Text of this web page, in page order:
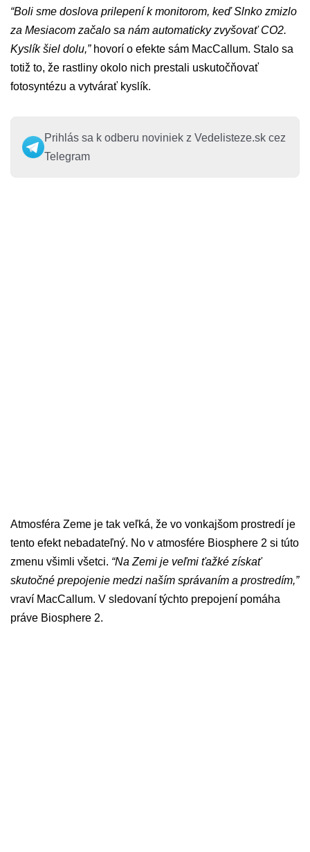
“Boli sme doslova prilepení k monitorom, keď Slnko zmizlo
za Mesiacom začalo sa nám automaticky zvyšovať CO2.
Kyslík šiel dolu,”hovorí o efekte sám MacCallum. Stalo sa
totiž to, že rastliny okolo nich prestali uskutočňovať
fotosyntézu a vytvárať kyslík.
Prihlás sa k odberu noviniek z Vedelisteze.sk cez
Telegram
Atmosféra Zeme je tak veľká, že vo vonkajšom prostredí je
tento efekt nebadateľný. No v atmosfére Biosphere 2 si túto
zmenu všimli všetci. “Na Zemi je veľmi ťažké získať
skutočné prepojenie medzi naším správaním a prostredím,”
vraví MacCallum. V sledovaní týchto prepojení pomáha
práve Biosphere 2.